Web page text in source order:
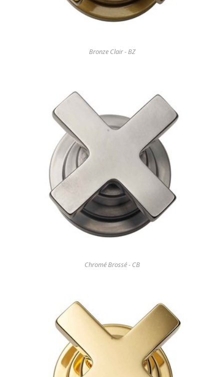
Bronze Clair - BZ
Chromé Brossé - CB